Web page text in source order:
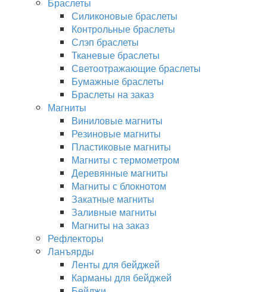
Силиконовые браслеты
Контрольные браслеты
Слэп браслеты
Тканевые браслеты
Светоотражающие браслеты
Бумажные браслеты
Браслеты на заказ
Магниты
Виниловые магниты
Резиновые магниты
Пластиковые магниты
Магниты с термометром
Деревянные магниты
Магниты с блокнотом
Закатные магниты
Заливные магниты
Магниты на заказ
Рефлекторы
Ланъярды
Ленты для бейджей
Карманы для бейджей